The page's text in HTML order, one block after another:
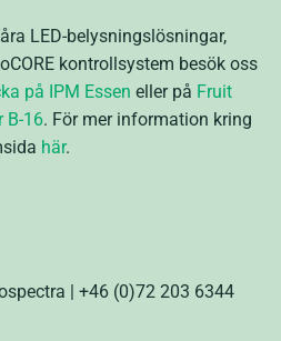
LED-belysningslösningar,
kontrollsystem besök oss
på IPM Essen eller på Fruit
B-16. För mer information kring
här.
| +46 (0)72 203 6344